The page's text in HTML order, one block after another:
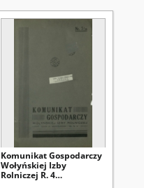
Komunikat Gospodarczy
Wołyńskiej Izby
Rolniczej R. 4